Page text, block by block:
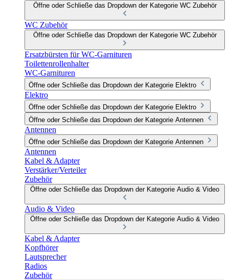
Öffne oder Schließe das Dropdown der Kategorie WC Zubehör
WC Zubehör
Öffne oder Schließe das Dropdown der Kategorie WC Zubehör
Ersatzbürsten für WC-Garnituren
Toilettenrollenhalter
WC-Garnituren
Öffne oder Schließe das Dropdown der Kategorie Elektro
Elektro
Öffne oder Schließe das Dropdown der Kategorie Elektro
Öffne oder Schließe das Dropdown der Kategorie Antennen
Antennen
Öffne oder Schließe das Dropdown der Kategorie Antennen
Antennen
Kabel & Adapter
Verstärker/Verteiler
Zubehör
Öffne oder Schließe das Dropdown der Kategorie Audio & Video
Audio & Video
Öffne oder Schließe das Dropdown der Kategorie Audio & Video
Kabel & Adapter
Kopfhörer
Lautsprecher
Radios
Zubehör